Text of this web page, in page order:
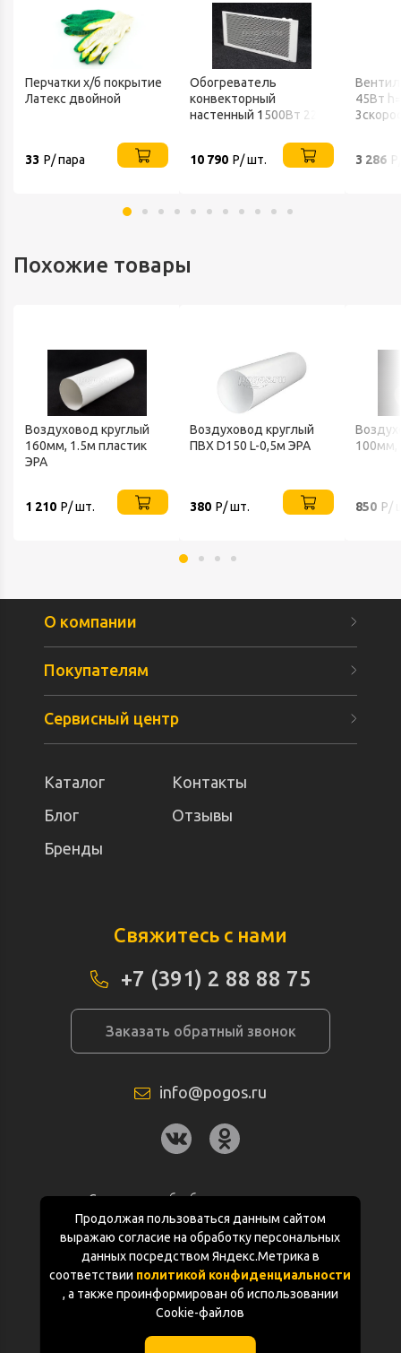
Перчатки х/б покрытие
Латекс двойной
33 Р/ пара
Обогреватель
конвекторный
настенный 1500Вт 220В
10 790 Р/ шт.
45Вт
3 286
Похожие товары
Воздуховод круглый
160мм, 1.5м пластик
ЭРА
1 210 Р/ шт.
Воздуховод круглый
ПВХ D150 L-0,5м ЭРА
380 Р/ шт.
100мм,
850 Р/
Продолжая пользоваться данным сайтом
выражаю согласие на обработку персональных
данных посредством Яндекс.Метрика в
соответствии политикой конфиденциальности
, а также проинформирован об использовании
Cookie-файлов
О компании
Покупателям
Сервисный центр
Каталог
Контакты
Блог
Отзывы
Бренды
Свяжитесь с нами
+7 (391) 2 88 88 75
Заказать обратный звонок
info@pogos.ru
Согласие на обработку персональных
данных
Политика конфиденциальности
Документация